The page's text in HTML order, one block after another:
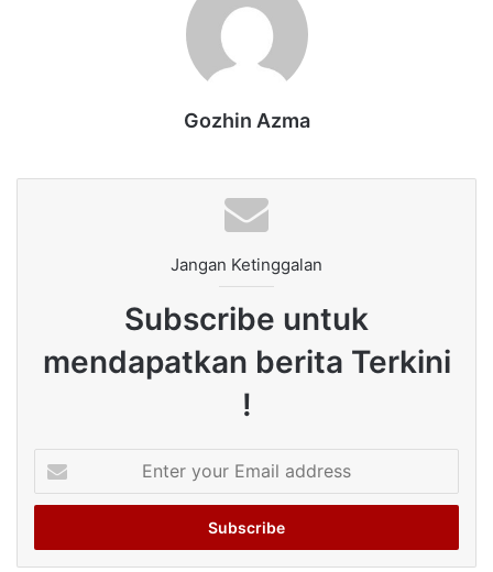
Gozhin Azma
Jangan Ketinggalan
Subscribe untuk
mendapatkan berita Terkini
!
your
Email